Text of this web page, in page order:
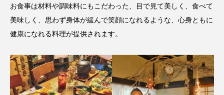
お食事は材料や調味料にもこだわった、目で見て美しく、食べて
美味しく、思わず身体が緩んで笑顔になれるような、心身ともに
健康になれる料理が提供されます。